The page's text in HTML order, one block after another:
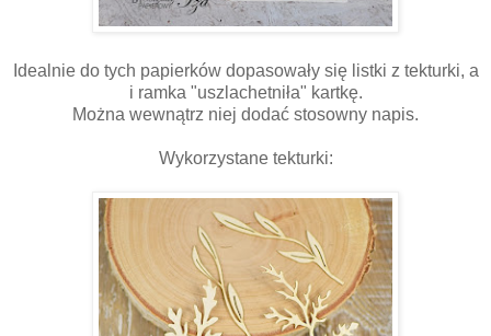
Idealnie do tych papierków dopasowały się listki z tekturki, a
i ramka "uszlachetniła" kartkę.
Można wewnątrz niej dodać stosowny napis.
Wykorzystane tekturki: